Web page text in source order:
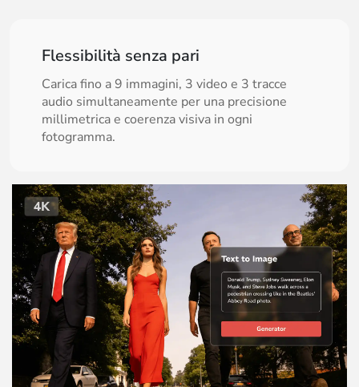
Flessibilità senza pari
Carica fino a 9 immagini, 3 video e 3 tracce
audio simultaneamente per una precisione
millimetrica e coerenza visiva in ogni
fotogramma.